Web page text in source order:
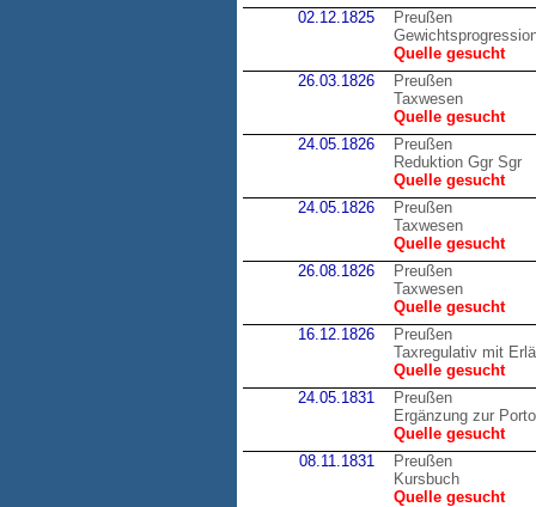
02.12.1825
Preußen
Quelle gesucht
26.03.1826
Preußen
Taxwesen
Quelle gesucht
24.05.1826
Preußen
Reduktion Ggr Sgr
Quelle gesucht
24.05.1826
Preußen
Taxwesen
Quelle gesucht
26.08.1826
Preußen
Taxwesen
Quelle gesucht
16.12.1826
Preußen
Taxregulativ mit
Quelle gesucht
24.05.1831
Preußen
Ergänzung zur
Quelle gesucht
08.11.1831
Preußen
Kursbuch
Quelle gesucht